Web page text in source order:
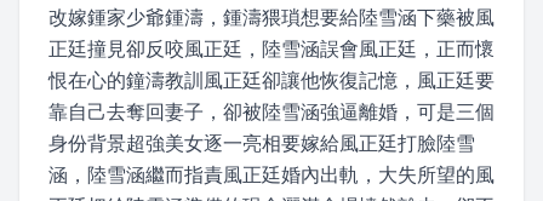
改嫁鍾家少爺鍾濤，鍾濤猥瑣想要給陸雪涵下藥被風
正廷撞見卻反咬風正廷，陸雪涵誤會風正廷，正而懷
恨在心的鐘濤教訓風正廷卻讓他恢復記憶，風正廷要
靠自己去奪回妻子，卻被陸雪涵強逼離婚，可是三個
身份背景超強美女逐一亮相要嫁給風正廷打臉陸雪
涵，陸雪涵繼而指責風正廷婚內出軌，大失所望的風